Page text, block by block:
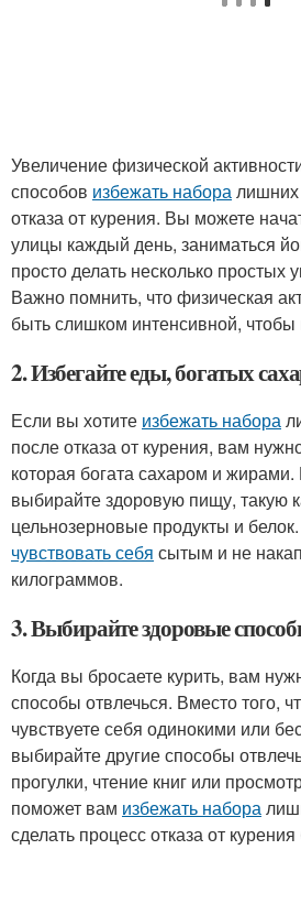
Увеличение физической
способов избежать наборалишних
отказа от курения. Вы можете
улицы каждый день, заниматься
просто делать несколько простых
Важно помнить, что физическая
быть слишком интенсивной, чтобы
2. Избегайте еды, богатых
Если вы хотите избежать набора
после отказа от курения, вам
которая богата сахаром и жирами.
выбирайте здоровую пищу, такую
цельнозерновые продукты и
чувствовать себя сытым и не
килограммов.
3. Выбирайте здоровые
Когда вы бросаете курить, вам
способы отвлечься. Вместо того,
чувствуете себя одинокими или
выбирайте другие способы
прогулки, чтение книг или
поможет вам избежать набора
сделать процесс отказа от